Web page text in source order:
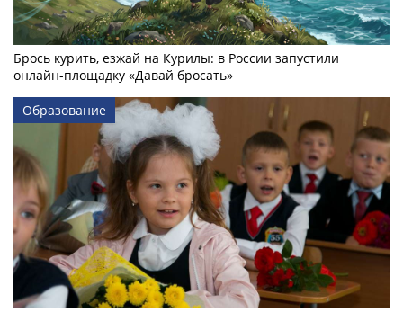
Брось курить, езжай на Курилы: в России запустили
онлайн-­площадку «Давай бросать»
Образование